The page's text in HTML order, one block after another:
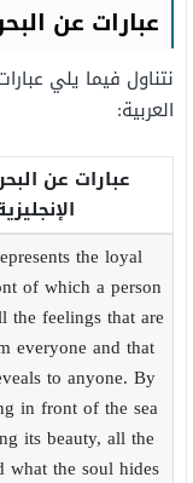
عبارات عن
نتناول فيما يلي
العربية:
عبارات عن
the loyal
of which a person
the feelings that are
everyone and that
to anyone. By
in front of the sea
its beauty, all the
what the soul hides